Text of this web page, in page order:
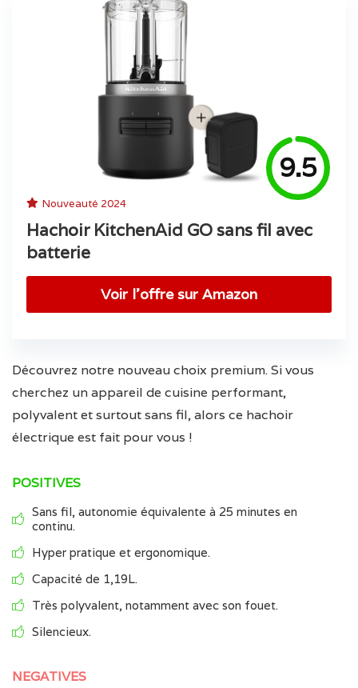
9.5
Nouveauté 2024
Hachoir KitchenAid GO sans fil avec
batterie
Voir l’offre sur Amazon
Découvrez notre nouveau choix premium. Si vous
cherchez un appareil de cuisine performant,
polyvalent et surtout sans fil, alors ce hachoir
électrique est fait pour vous !
POSITIVES
Sans fil, autonomie équivalente à 25 minutes en
continu.
Hyper pratique et ergonomique.
Capacité de 1,19L.
Très polyvalent, notamment avec son fouet.
Silencieux.
NEGATIVES